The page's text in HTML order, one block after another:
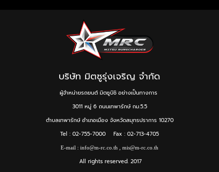
บริษัท มิตซูรุ่งเจริญ จำกัด
ผู้จำหน่ายรถยนต์ มิตซูบิชิ อย่างเป็นทางการ
3011 หมู่ 6 ถนนเทพารักษ์ กม.5.5
ตำบลเทพารักษ์ อำเภอเมือง จังหวัดสมุทรปราการ 10270
Tel : 02-755-7000 Fax : 02-713-4705
E-mail : info@m-rc.co.th mis@m-rc.co.th
All rights reserved. 2017